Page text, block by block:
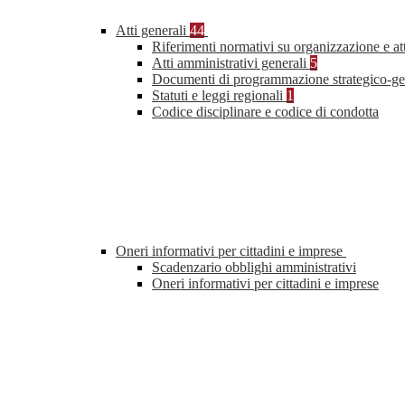
Atti generali 44
Riferimenti normativi su organizzazione e
Atti amministrativi generali 5
Documenti di programmazione strategico-
Statuti e leggi regionali 1
Codice disciplinare e codice di condotta
Oneri informativi per cittadini e imprese
Scadenzario obblighi amministrativi
Oneri informativi per cittadini e imprese